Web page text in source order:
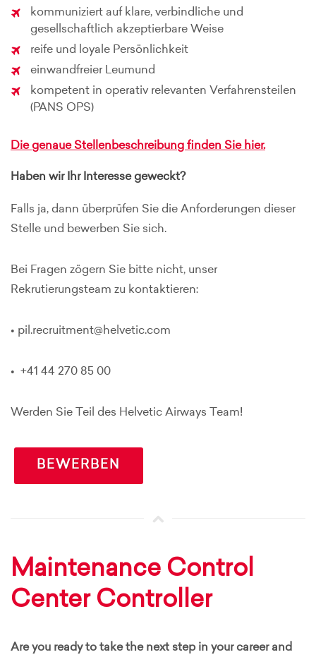
kommuniziert auf klare, verbindliche und
gesellschaftlich akzeptierbare Weise
reife und loyale Persönlichkeit
einwandfreier Leumund
kompetent in operativ relevanten Verfahrensteilen
(PANS OPS)
Die genaue Stellenbeschreibung finden Sie hier.
Haben wir Ihr Interesse geweckt?
Falls ja, dann überprüfen Sie die Anforderungen dieser
Stelle und bewerben Sie sich.
Bei Fragen zögern Sie bitte nicht, unser
Rekrutierungsteam zu kontaktieren:
• pil.recruitment@helvetic.com
• +41 44 270 85 00
Werden Sie Teil des Helvetic Airways Team!
BEWERBEN
Maintenance Control
Center Controller
Are you ready to take the next step in your career and